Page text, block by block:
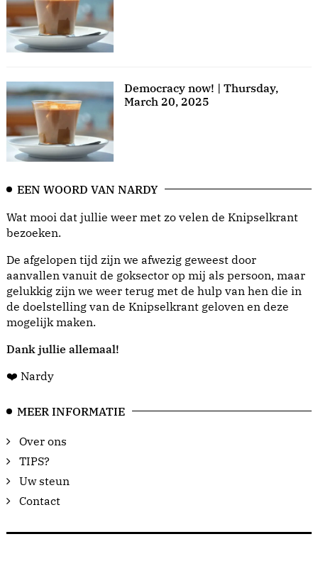
Democracy now! | Thursday,
March 20, 2025
EEN WOORD VAN NARDY
Wat mooi dat jullie weer met zo velen de Knipselkrant
bezoeken.
De afgelopen tijd zijn we afwezig geweest door
aanvallen vanuit de goksector op mij als persoon, maar
gelukkig zijn we weer terug met de hulp van hen die in
de doelstelling van de Knipselkrant geloven en deze
mogelijk maken.
Dank jullie allemaal!
❤️ Nardy
MEER INFORMATIE
Over ons
TIPS?
Uw steun
Contact